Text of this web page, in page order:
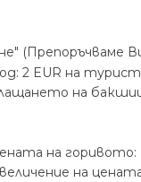
(Препоръчваме
2 EUR на
на
на
на